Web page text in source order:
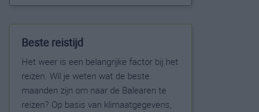
Beste reistijd
Het weer is een belangrijke factor bij het
reizen. Wil je weten wat de beste
maanden zijn om naar de Balearen te
reizen? Op basis van klimaatgegevens,